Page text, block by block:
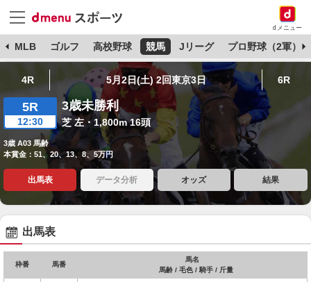
dメニュー
MLB ゴルフ 高校野球 競馬 Jリーグ プロ野球（2軍）
4R 5月2日(土) 2回東京3日 6R
5R
12:30
3歳未勝利
芝 左・1,800m 16頭
3歳 A03 馬齢
本賞金：51、20、13、8、5万円
出馬表 データ分析 オッズ 結果
出馬表
枠番 馬番
馬名
馬齢 / 毛色 / 騎手 / 斤量